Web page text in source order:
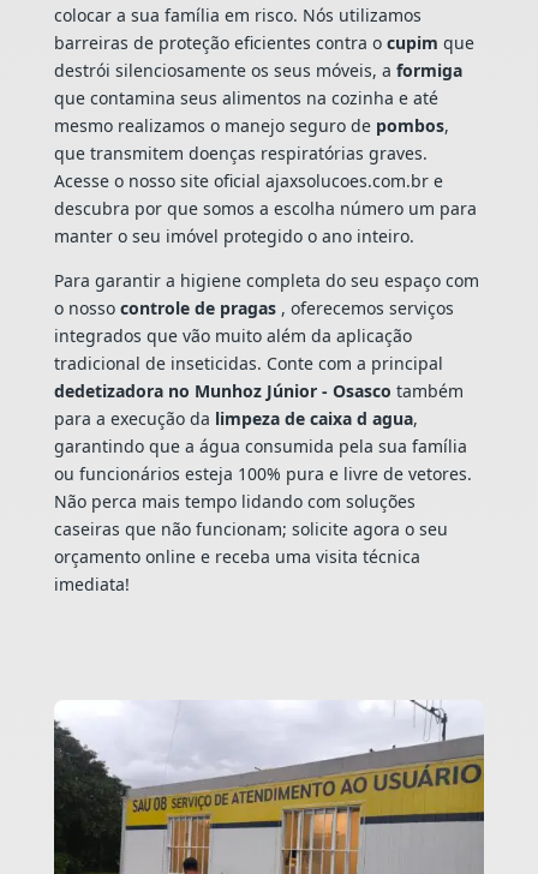
colocar a sua família em risco. Nós utilizamos
barreiras de proteção eficientes contra o cupim que
destrói silenciosamente os seus móveis, a formiga
que contamina seus alimentos na cozinha e até
mesmo realizamos o manejo seguro de pombos,
que transmitem doenças respiratórias graves.
Acesse o nosso site oficial ajaxsolucoes.com.br e
descubra por que somos a escolha número um para
manter o seu imóvel protegido o ano inteiro.
Para garantir a higiene completa do seu espaço com
o nosso controle de pragas , oferecemos serviços
integrados que vão muito além da aplicação
tradicional de inseticidas. Conte com a principal
dedetizadora no Munhoz Júnior - Osasco também
para a execução da limpeza de caixa d agua,
garantindo que a água consumida pela sua família
ou funcionários esteja 100% pura e livre de vetores.
Não perca mais tempo lidando com soluções
caseiras que não funcionam; solicite agora o seu
orçamento online e receba uma visita técnica
imediata!